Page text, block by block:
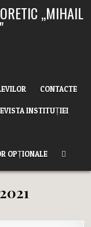
,,MIHAIL
CONTACTE
INSTITUȚIEI
OPȚIONALE